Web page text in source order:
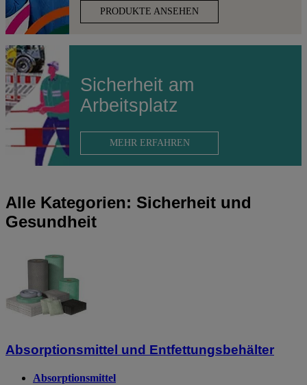
PRODUKTE ANSEHEN
Sicherheit am
Arbeitsplatz
MEHR ERFAHREN
Alle Kategorien: Sicherheit und
Gesundheit
Absorptionsmittel und Entfettungsbehälter
Absorptionsmittel